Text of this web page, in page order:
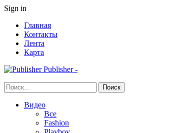
Sign in
Главная
Контакты
Лента
Карта
Publisher -
Видео
Все
Fashion